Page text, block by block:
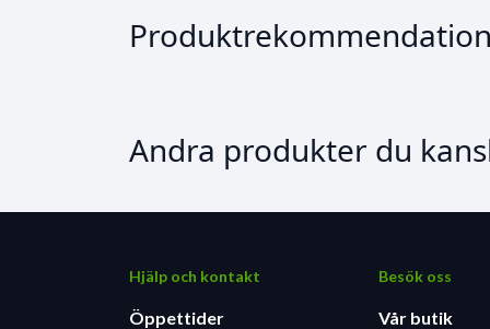
Andra produkter du
Hjälp och kontakt
Öppettider
Besök oss
Vår butik